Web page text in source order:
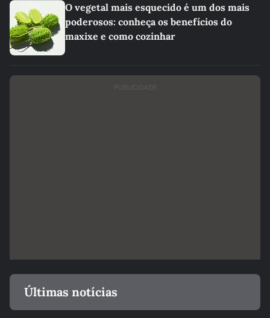
O vegetal mais esquecido é um dos mais
poderosos: conheça os benefícios do
maxixe e como cozinhar
PUBLICIDADE
Últimas notícias